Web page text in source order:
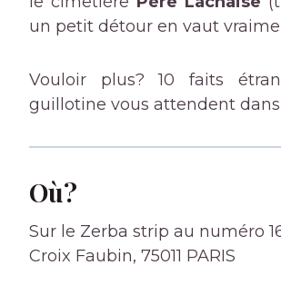
un petit détour en vaut
Vouloir plus? 10 faits
guillotine vous attendent
Où?
Sur le Zerba strip au numéro
Croix Faubin, 75011 PARIS